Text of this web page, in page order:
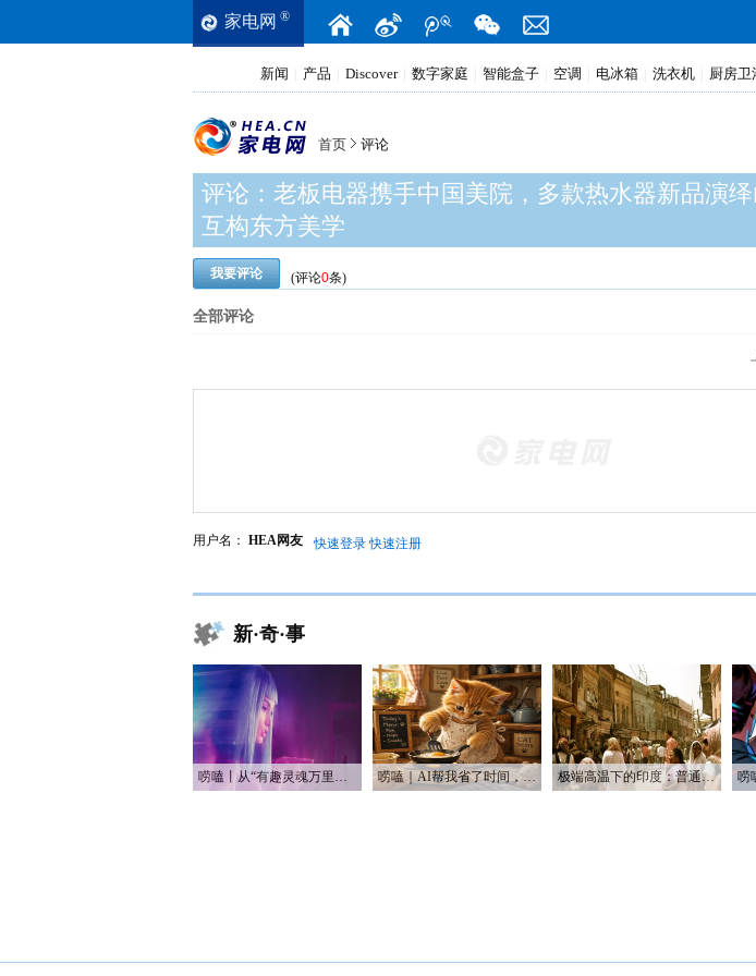
家电网 ®
新闻 产品 Discover 数字家庭 智能盒子 空调 电冰箱 洗衣机 厨房卫
首页 评论
评论： 老板电器携手中国美院，多款热水器新品演
互构东方美学
我要评论 (评论0条)
全部评论
用户名： HEA网友 快速登录 快速注册
新·奇·事
唠嗑丨从“有趣灵魂万里挑一”到“赛博恋人一键定制” 唠嗑｜AI帮我省了时间，也帮我烧光了Token 极端高温下的印度：普通人用不起空调 富人却被空调“炸到”